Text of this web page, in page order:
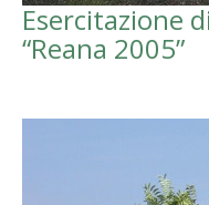
Esercitazione
“Reana 2005”